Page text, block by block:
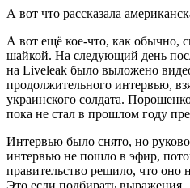
А вот что рассказала
А вот ещё кое-что, как обычно,
шайкой. На следующий день
на Liveleak было выложено
продолжительного интервью,
украинского солдата.
пока не стал в прошлом году
Интервью было снято, но
интервью не пошло в эфир,
правительство решило, что оно
Это если подбирать выражения.